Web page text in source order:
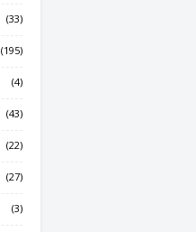
(33)
(195)
(4)
(43)
(22)
(27)
(3)